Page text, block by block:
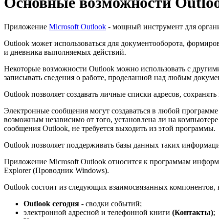
Приложение Microsoft Outlook - мощный инструмент для
Outlook может использоваться для документооборота,
и дневника выполняемых действий.
Некоторые возможности Outlook можно использовать с
записывать сведения о работе, проделанной над любым
Outlook позволяет создавать личные списки адресов,
Электронные сообщения могут создаваться в любой
возможным независимо от того, установлена ли на
сообщения Outlook, не требуется выходить из этой программы.
Outlook позволяет поддерживать базы данных таких
Приложение Microsoft Outlook относится к программам
Explorer (Проводник Windows).
Outlook состоит из следующих взаимосвязанных
Outlook сегодня - сводки событий;
электронной адресной и телефонной книги (Контакты);